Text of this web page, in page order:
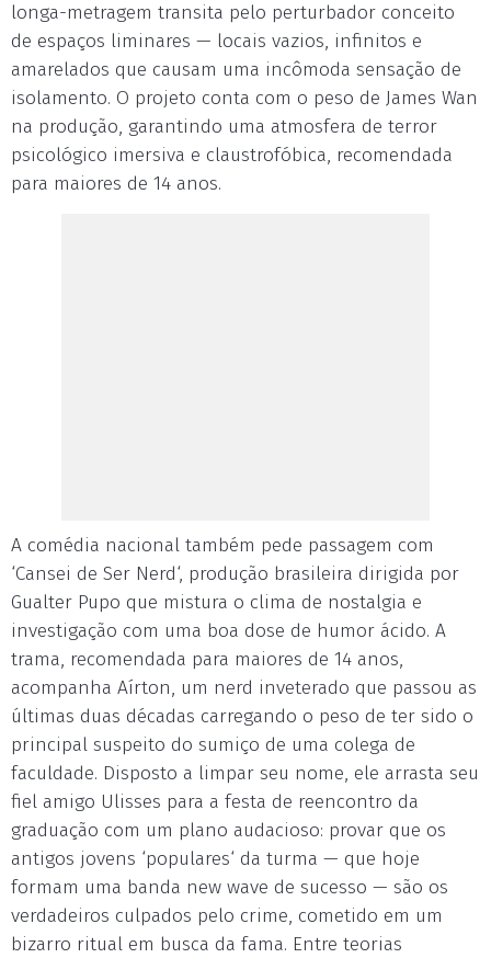
longa-metragem transita pelo perturbador conceito
de espaços liminares — locais vazios, infinitos e
amarelados que causam uma incômoda sensação de
isolamento. O projeto conta com o peso de James Wan
na produção, garantindo uma atmosfera de terror
psicológico imersiva e claustrofóbica, recomendada
para maiores de 14 anos.
A comédia nacional também pede passagem com
‘Cansei de Ser Nerd‘, produção brasileira dirigida por
Gualter Pupo que mistura o clima de nostalgia e
investigação com uma boa dose de humor ácido. A
trama, recomendada para maiores de 14 anos,
acompanha Aírton, um nerd inveterado que passou as
últimas duas décadas carregando o peso de ter sido o
principal suspeito do sumiço de uma colega de
faculdade. Disposto a limpar seu nome, ele arrasta seu
fiel amigo Ulisses para a festa de reencontro da
graduação com um plano audacioso: provar que os
antigos jovens ‘populares‘ da turma — que hoje
formam uma banda new wave de sucesso — são os
verdadeiros culpados pelo crime, cometido em um
bizarro ritual em busca da fama. Entre teorias